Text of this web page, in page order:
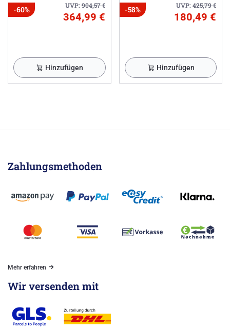
UVP:904,57€
-60%
364,99 €
Hinzufügen
UVP:425,79€
-58%
180,49 €
Hinzufügen
Zahlungsmethoden
Mehr erfahren
Wir versenden mit